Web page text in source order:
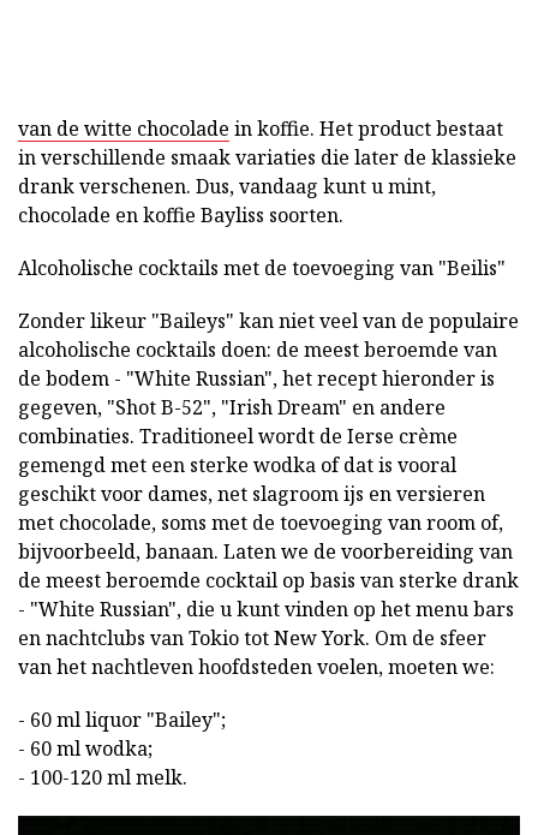
van de witte chocolade in koffie. Het product bestaat
in verschillende smaak variaties die later de klassieke
drank verschenen. Dus, vandaag kunt u mint,
chocolade en koffie Bayliss soorten.
Alcoholische cocktails met de toevoeging van "Beilis"
Zonder likeur "Baileys" kan niet veel van de populaire
alcoholische cocktails doen: de meest beroemde van
de bodem - "White Russian", het recept hieronder is
gegeven, "Shot B-52", "Irish Dream" en andere
combinaties. Traditioneel wordt de Ierse crème
gemengd met een sterke wodka of dat is vooral
geschikt voor dames, net slagroom ijs en versieren
met chocolade, soms met de toevoeging van room of,
bijvoorbeeld, banaan. Laten we de voorbereiding van
de meest beroemde cocktail op basis van sterke drank
- "White Russian", die u kunt vinden op het menu bars
en nachtclubs van Tokio tot New York. Om de sfeer
van het nachtleven hoofdsteden voelen, moeten we:
- 60 ml liquor "Bailey";
- 60 ml wodka;
- 100-120 ml melk.